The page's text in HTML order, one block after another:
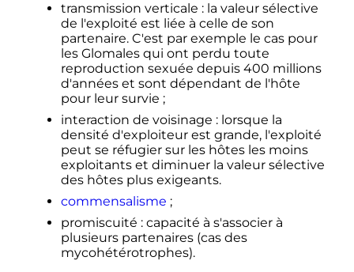
transmission verticale : la valeur sélective
de l'exploité est liée à celle de son
partenaire. C'est par exemple le cas pour
les Glomales qui ont perdu toute
reproduction sexuée depuis 400 millions
d'années et sont dépendant de l'hôte
pour leur survie ;
interaction de voisinage : lorsque la
densité d'exploiteur est grande, l'exploité
peut se réfugier sur les hôtes les moins
exploitants et diminuer la valeur sélective
des hôtes plus exigeants.
commensalisme ;
promiscuité : capacité à s'associer à
plusieurs partenaires (cas des
mycohétérotrophes).